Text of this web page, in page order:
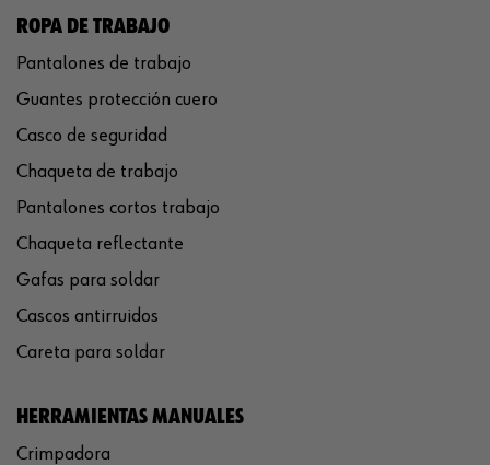
ROPA DE TRABAJO
Pantalones de trabajo
Guantes protección cuero
Casco de seguridad
Chaqueta de trabajo
Pantalones cortos trabajo
Chaqueta reflectante
Gafas para soldar
Cascos antirruidos
Careta para soldar
HERRAMIENTAS MANUALES
Crimpadora